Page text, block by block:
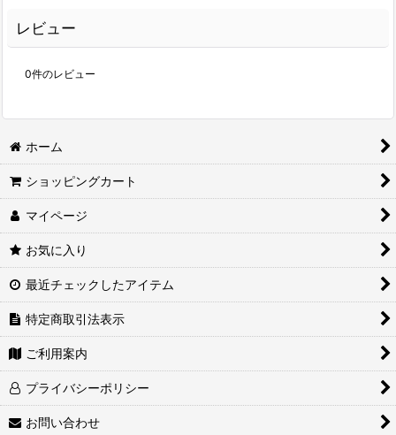
レビュー
0件のレビュー
ホーム
ショッピングカート
マイページ
お気に入り
最近チェックしたアイテム
特定商取引法表示
ご利用案内
プライバシーポリシー
お問い合わせ